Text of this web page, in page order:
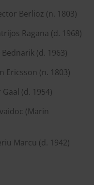
Berlioz (n. 1803)
Ragana (d. 1968)
(d. 1963)
Ericsson (n. 1803)
(d. 1954)
(Marin
Marcu (d. 1942)